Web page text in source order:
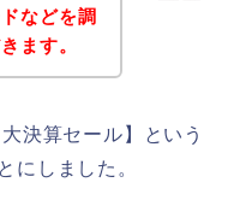
などを調
ます。
決算セール】という
にしました。